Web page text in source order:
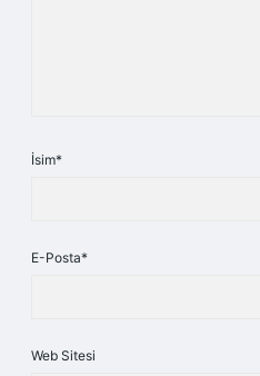
İsim*
E-Posta*
Web Sitesi